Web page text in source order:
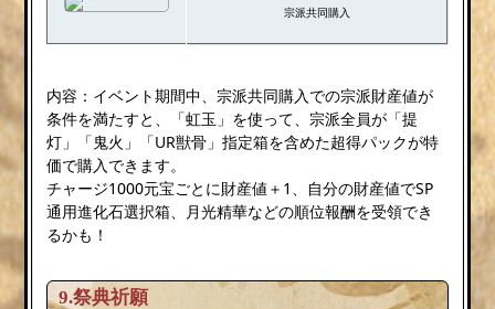
宗派共同購入
内容：イベント期間中、宗派共同購入での宗派財産値が
条件を満たすと、「虹玉」を使って、宗派全員が「提
灯」「鬼火」「UR獣骨」指定箱を含めた超得パックが特
価で購入できます。
チャージ1000元宝ごとに財産値＋1、自分の財産値でSP
通用進化石選択箱、月光精華などの順位報酬を受領でき
るかも！
9.祭典祈願